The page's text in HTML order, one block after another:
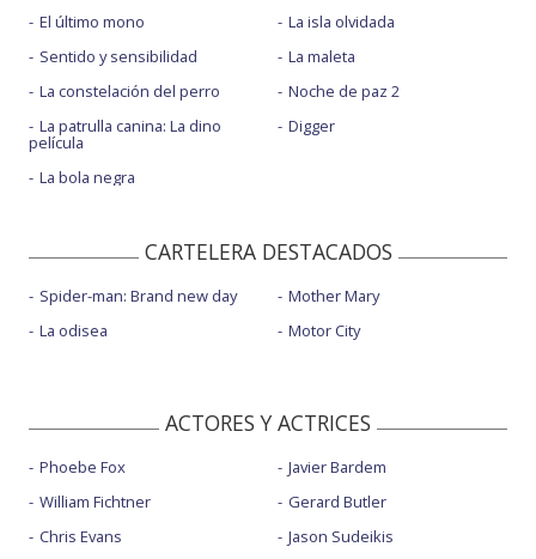
El último mono
Sentido y sensibilidad
La constelación del perro
La patrulla canina: La dino
película
La bola negra
La isla olvidada
La maleta
Noche de paz 2
Digger
CARTELERA DESTACADOS
Spider-man: Brand new day
La odisea
Mother Mary
Motor City
ACTORES Y ACTRICES
Phoebe Fox
William Fichtner
Chris Evans
Javier Bardem
Gerard Butler
Jason Sudeikis